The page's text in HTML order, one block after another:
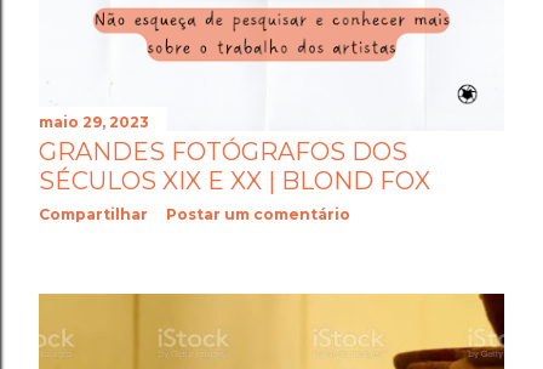
maio 29, 2023
GRANDES FOTÓGRAFOS DOS
SÉCULOS XIX E XX | BLOND FOX
Compartilhar Postar um comentário